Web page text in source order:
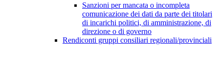
Sanzioni per mancata o incompleta
comunicazione dei dati da parte dei titolari
di incarichi politici, di amministrazione, di
direzione o di governo
Rendiconti gruppi consiliari regionali/provinciali